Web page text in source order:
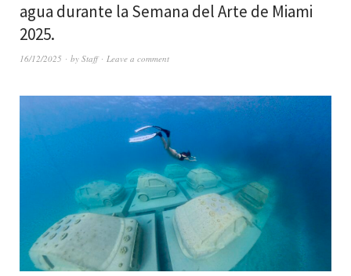
agua durante la Semana del Arte de Miami
2025.
16/12/2025 by Staff Leave a comment